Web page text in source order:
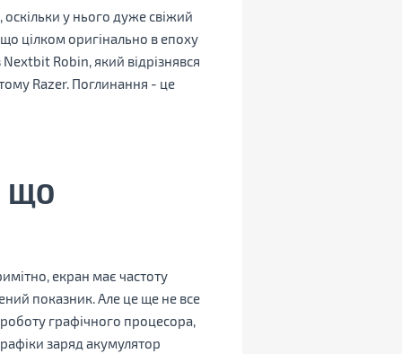
у нього дуже свіжий
цілком оригінально в епоху
Robin, який відрізнявся
Razer. Поглинання - це
ЩО
екран має частоту
показник. Але це ще не все
графічного процесора,
заряд акумулятор